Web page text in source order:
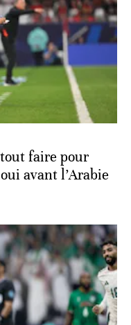
faire pour
avant l’Arabie